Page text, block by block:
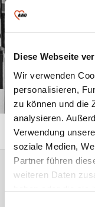
Diese Webseite
Wir verwenden
personalisieren,
zu können und die
analysieren.
Verwendung
soziale Medien,
Partner führen
weiteren Daten
Berga-
Übersicht